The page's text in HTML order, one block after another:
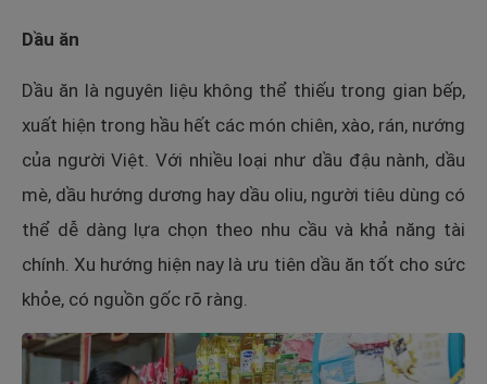
Dầu ăn
Dầu ăn là nguyên liệu không thể thiếu trong gian bếp,
xuất hiện trong hầu hết các món chiên, xào, rán, nướng
của người Việt. Với nhiều loại như dầu đậu nành, dầu
mè, dầu hướng dương hay dầu oliu, người tiêu dùng có
thể dễ dàng lựa chọn theo nhu cầu và khả năng tài
chính. Xu hướng hiện nay là ưu tiên dầu ăn tốt cho sức
khỏe, có nguồn gốc rõ ràng.